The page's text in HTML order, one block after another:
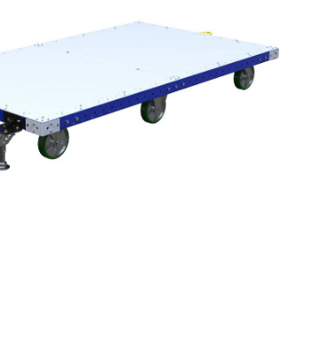
Bauteile